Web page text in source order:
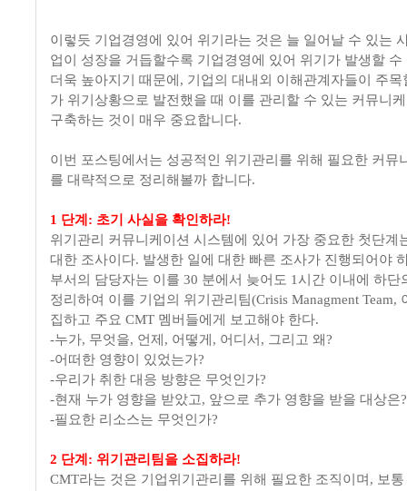
이렇듯 기업경영에 있어 위기라는 것은 늘 일어날 수 있는
업이 성장을 거듭할수록 기업경영에 있어 위기가 발생할 수
더욱 높아지기 때문에, 기업의 대내외 이해관계자들이 주목
가 위기상황으로 발전했을 때 이를 관리할 수 있는 커뮤니
구축하는 것이 매우 중요합니다.
이번 포스팅에서는 성공적인 위기관리를 위해 필요한 커뮤
를 대략적으로 정리해볼까 합니다.
1 단계: 초기 사실을 확인하라!
위기관리 커뮤니케이션 시스템에 있어 가장 중요한 첫단계
대한 조사이다. 발생한 일에 대한 빠른 조사가 진행되어야
부서의 담당자는 이를 30 분에서 늦어도 1시간 이내에 하단
정리하여 이를 기업의 위기관리팀(Crisis Managment Team,
집하고 주요 CMT 멤버들에게 보고해야 한다.
-누가, 무엇을, 언제, 어떻게, 어디서, 그리고 왜?
-어떠한 영향이 있었는가?
-우리가 취한 대응 방향은 무엇인가?
-현재 누가 영향을 받았고, 앞으로 추가 영향을 받을 대상은?
-필요한 리소스는 무엇인가?
2 단계: 위기관리팀을 소집하라!
CMT라는 것은 기업위기관리를 위해 필요한 조직이며, 보